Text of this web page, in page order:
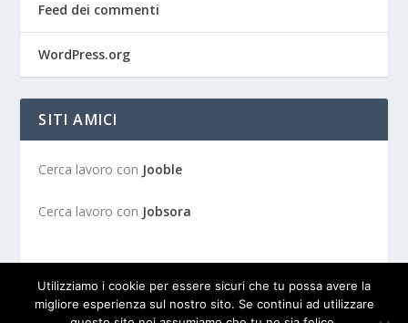
Feed dei commenti
WordPress.org
SITI AMICI
Cerca lavoro con Jooble
Cerca lavoro con Jobsora
Utilizziamo i cookie per essere sicuri che tu possa avere la
migliore esperienza sul nostro sito. Se continui ad utilizzare